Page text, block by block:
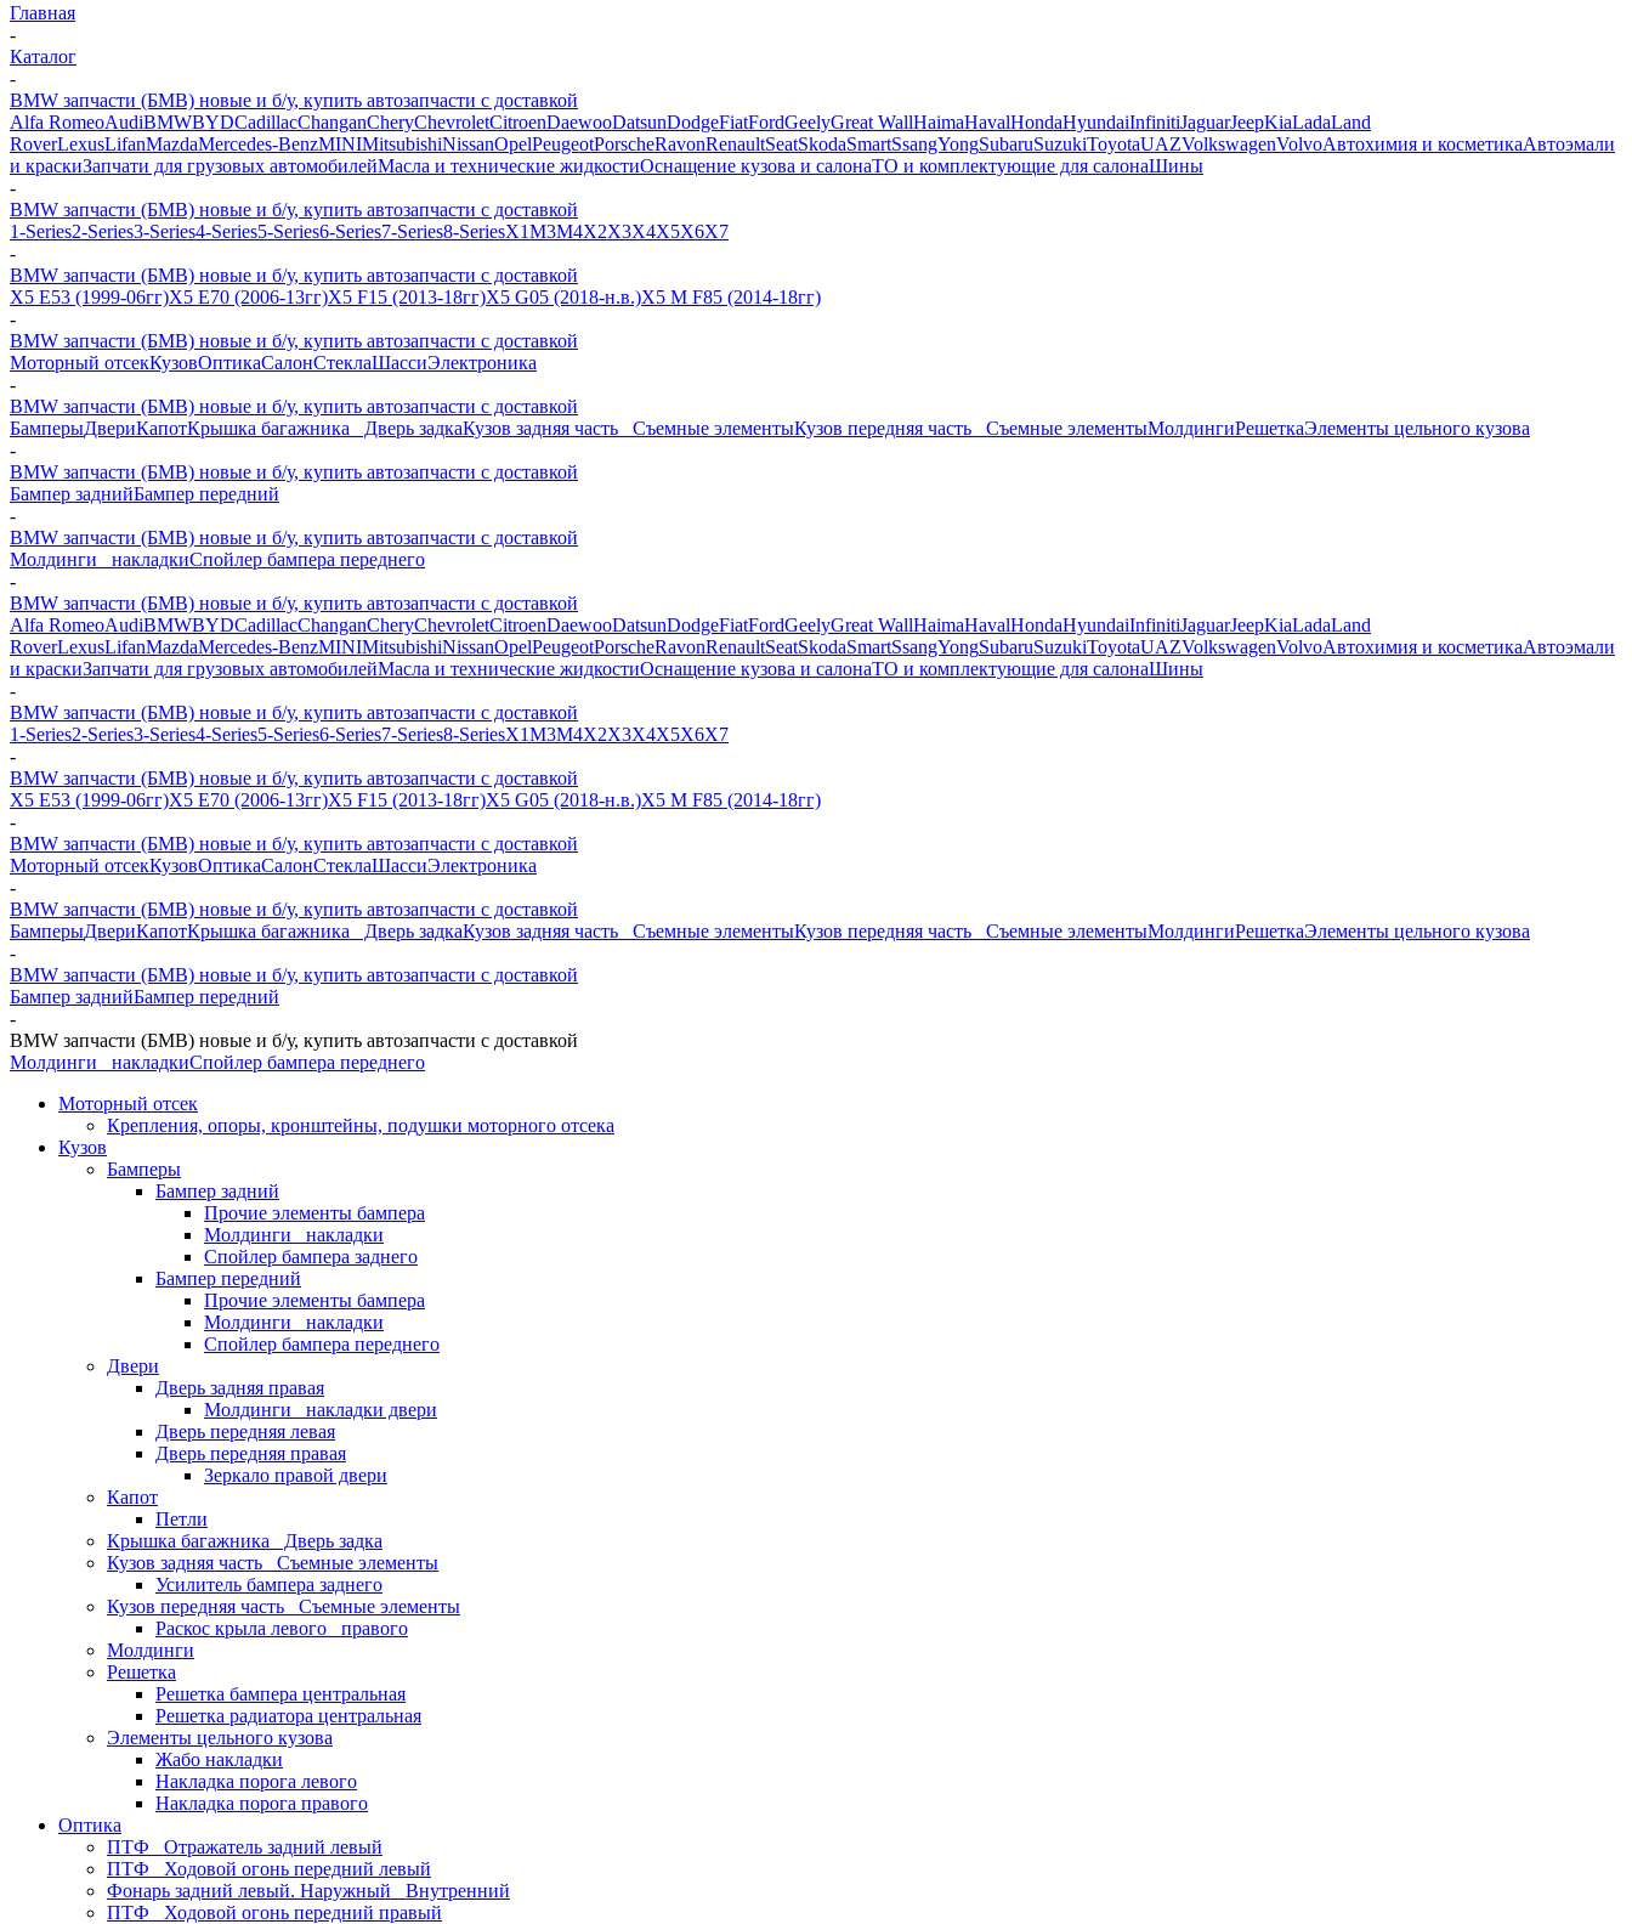
Главная
-
Каталог
-
BMW запчасти (БМВ) новые и б/у, купить автозапчасти с доставкой
Alfa RomeoAudiBMWBYDCadillacChanganCheryChevroletCitroenDaewooDatsunDodgeFiatFordGeelyGreat WallHaimaHavalHondaHyundaiInfinitiJaguarJeepKiaLadaLand
RoverLexusLifanMazdaMercedes-BenzMINIMitsubishiNissanOpelPeugeotPorscheRavonRenaultSeatSkodaSmartSsangYongSubaruSuzukiToyotaUAZVolkswagenVolvoАвтохимия и косметикаАвтоэмали
и краскиЗапчати для грузовых автомобилейМасла и технические жидкостиОснащение кузова и салонаТО и комплектующие для салонаШины
-
BMW запчасти (БМВ) новые и б/у, купить автозапчасти с доставкой
1-Series2-Series3-Series4-Series5-Series6-Series7-Series8-SeriesX1M3M4X2X3X4X5X6X7
-
BMW запчасти (БМВ) новые и б/у, купить автозапчасти с доставкой
X5 E53 (1999-06гг)X5 E70 (2006-13гг)X5 F15 (2013-18гг)X5 G05 (2018-н.в.)X5 M F85 (2014-18гг)
-
BMW запчасти (БМВ) новые и б/у, купить автозапчасти с доставкой
Моторный отсекКузовОптикаСалонСтеклаШассиЭлектроника
-
BMW запчасти (БМВ) новые и б/у, купить автозапчасти с доставкой
БамперыДвериКапотКрышка багажника_ Дверь задкаКузов задняя часть_ Съемные элементыКузов передняя часть_ Съемные элементыМолдингиРешеткаЭлементы цельного кузова
-
BMW запчасти (БМВ) новые и б/у, купить автозапчасти с доставкой
Бампер заднийБампер передний
-
BMW запчасти (БМВ) новые и б/у, купить автозапчасти с доставкой
Молдинги_ накладкиСпойлер бампера переднего
-
BMW запчасти (БМВ) новые и б/у, купить автозапчасти с доставкой
Alfa RomeoAudiBMWBYDCadillacChanganCheryChevroletCitroenDaewooDatsunDodgeFiatFordGeelyGreat WallHaimaHavalHondaHyundaiInfinitiJaguarJeepKiaLadaLand
RoverLexusLifanMazdaMercedes-BenzMINIMitsubishiNissanOpelPeugeotPorscheRavonRenaultSeatSkodaSmartSsangYongSubaruSuzukiToyotaUAZVolkswagenVolvoАвтохимия и косметикаАвтоэмали
и краскиЗапчати для грузовых автомобилейМасла и технические жидкостиОснащение кузова и салонаТО и комплектующие для салонаШины
-
BMW запчасти (БМВ) новые и б/у, купить автозапчасти с доставкой
1-Series2-Series3-Series4-Series5-Series6-Series7-Series8-SeriesX1M3M4X2X3X4X5X6X7
-
BMW запчасти (БМВ) новые и б/у, купить автозапчасти с доставкой
X5 E53 (1999-06гг)X5 E70 (2006-13гг)X5 F15 (2013-18гг)X5 G05 (2018-н.в.)X5 M F85 (2014-18гг)
-
BMW запчасти (БМВ) новые и б/у, купить автозапчасти с доставкой
Моторный отсекКузовОптикаСалонСтеклаШассиЭлектроника
-
BMW запчасти (БМВ) новые и б/у, купить автозапчасти с доставкой
БамперыДвериКапотКрышка багажника_ Дверь задкаКузов задняя часть_ Съемные элементыКузов передняя часть_ Съемные элементыМолдингиРешеткаЭлементы цельного кузова
-
BMW запчасти (БМВ) новые и б/у, купить автозапчасти с доставкой
Бампер заднийБампер передний
-
BMW запчасти (БМВ) новые и б/у, купить автозапчасти с доставкой
Молдинги_ накладкиСпойлер бампера переднего
Моторный отсек
Крепления, опоры, кронштейны, подушки моторного отсека
Кузов
Бамперы
Бампер задний
Прочие элементы бампера
Молдинги_ накладки
Спойлер бампера заднего
Бампер передний
Прочие элементы бампера
Молдинги_ накладки
Спойлер бампера переднего
Двери
Дверь задняя правая
Молдинги_ накладки двери
Дверь передняя левая
Дверь передняя правая
Зеркало правой двери
Капот
Петли
Крышка багажника_ Дверь задка
Кузов задняя часть_ Съемные элементы
Усилитель бампера заднего
Кузов передняя часть_ Съемные элементы
Раскос крыла левого_ правого
Молдинги
Решетка
Решетка бампера центральная
Решетка радиатора центральная
Элементы цельного кузова
Жабо накладки
Накладка порога левого
Накладка порога правого
Оптика
ПТФ_ Отражатель задний левый
ПТФ_ Ходовой огонь передний левый
Фонарь задний левый. Наружный_ Внутренний
ПТФ_ Ходовой огонь передний правый